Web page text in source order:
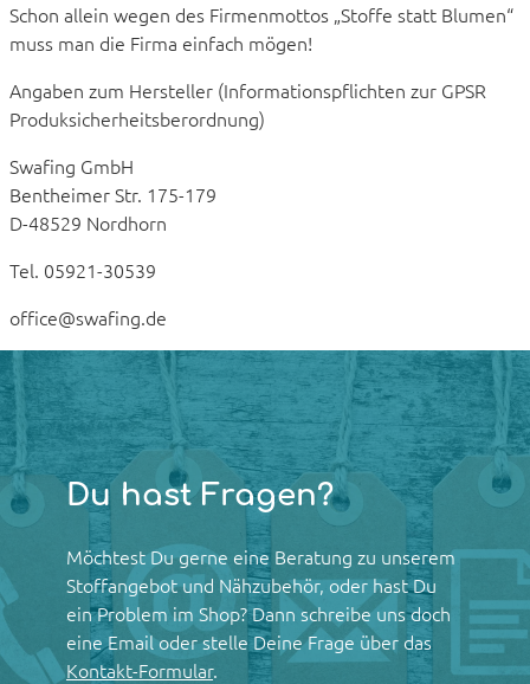
Schon allein wegen des Firmenmottos „Stoffe statt Blumen“
muss man die Firma einfach mögen!
Angaben zum Hersteller (Informationspflichten zur GPSR
Produksicherheitsberordnung)
Swafing GmbH
Bentheimer Str. 175-179
D-48529 Nordhorn
Tel. 05921-30539
office@swafing.de
Du hast Fragen?
Möchtest Du gerne eine Beratung zu unserem
Stoffangebot und Nähzubehör, oder hast Du
ein Problem im Shop? Dann schreibe uns doch
eine Email oder stelle Deine Frage über das
Kontakt-Formular.